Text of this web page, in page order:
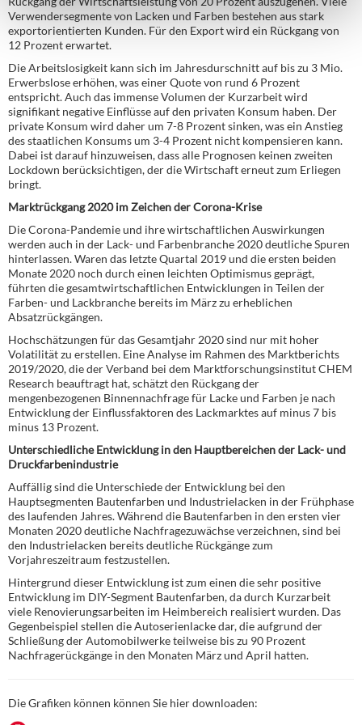
Verwendersegmente von Lacken und Farben bestehen aus stark
exportorientierten Kunden. Für den Export wird ein Rückgang von
12 Prozent erwartet.
Die Arbeitslosigkeit kann sich im Jahresdurschnitt auf bis zu 3 Mio.
Erwerbslose erhöhen, was einer Quote von rund 6 Prozent
entspricht. Auch das immense Volumen der Kurzarbeit wird
signifikant negative Einflüsse auf den privaten Konsum haben. Der
private Konsum wird daher um 7-8 Prozent sinken, was ein Anstieg
des staatlichen Konsums um 3-4 Prozent nicht kompensieren kann.
Dabei ist darauf hinzuweisen, dass alle Prognosen keinen zweiten
Lockdown berücksichtigen, der die Wirtschaft erneut zum Erliegen
bringt.
Marktrückgang 2020 im Zeichen der Corona-Krise
Die Corona-Pandemie und ihre wirtschaftlichen Auswirkungen
werden auch in der Lack- und Farbenbranche 2020 deutliche Spuren
hinterlassen. Waren das letzte Quartal 2019 und die ersten beiden
Monate 2020 noch durch einen leichten Optimismus geprägt,
führten die gesamtwirtschaftlichen Entwicklungen in Teilen der
Farben- und Lackbranche bereits im März zu erheblichen
Absatzrückgängen.
Hochschätzungen für das Gesamtjahr 2020 sind nur mit hoher
Volatilität zu erstellen. Eine Analyse im Rahmen des Marktberichts
2019/2020, die der Verband bei dem Marktforschungsinstitut CHEM
Research beauftragt hat, schätzt den Rückgang der
mengenbezogenen Binnennachfrage für Lacke und Farben je nach
Entwicklung der Einflussfaktoren des Lackmarktes auf minus 7 bis
minus 13 Prozent.
Unterschiedliche Entwicklung in den Hauptbereichen der Lack- und
Druckfarbenindustrie
Auffällig sind die Unterschiede der Entwicklung bei den
Hauptsegmenten Bautenfarben und Industrielacken in der Frühphase
des laufenden Jahres. Während die Bautenfarben in den ersten vier
Monaten 2020 deutliche Nachfragezuwächse verzeichnen, sind bei
den Industrielacken bereits deutliche Rückgänge zum
Vorjahreszeitraum festzustellen.
Hintergrund dieser Entwicklung ist zum einen die sehr positive
Entwicklung im DIY-Segment Bautenfarben, da durch Kurzarbeit
viele Renovierungsarbeiten im Heimbereich realisiert wurden. Das
Gegenbeispiel stellen die Autoserienlacke dar, die aufgrund der
Schließung der Automobilwerke teilweise bis zu 90 Prozent
Nachfragerückgänge in den Monaten März und April hatten.
Die Grafiken können können Sie hier downloaden: